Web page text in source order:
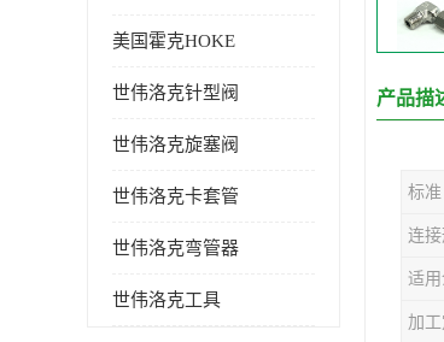
美国霍克HOKE
世伟洛克针型阀
世伟洛克旋塞阀
世伟洛克卡套管
世伟洛克弯管器
世伟洛克工具
产品描
标准
连
适
加工